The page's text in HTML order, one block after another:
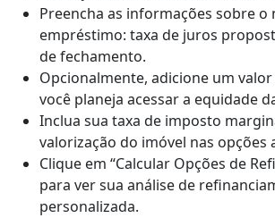
Preencha as informações sobre o
empréstimo: taxa de juros
de fechamento.
Opcionalmente, adicione um valor
você planeja acessar a equidade
Inclua sua taxa de imposto
valorização do imóvel nas opções
Clique em “Calcular Opções de
para ver sua análise de
personalizada.